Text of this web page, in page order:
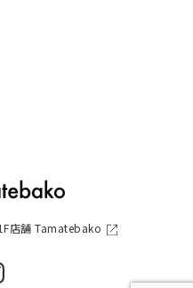
店舗 Tamatebako